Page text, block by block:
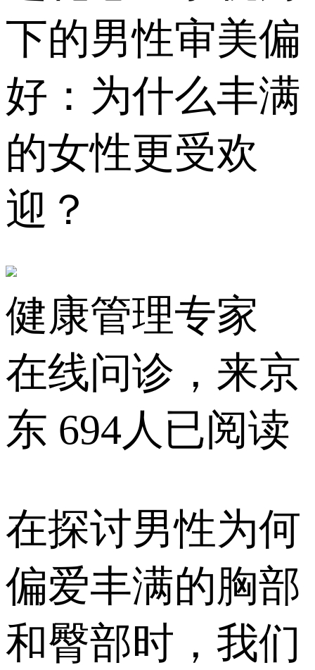
下的男性审美偏
好：为什么丰满
的女性更受欢
迎？
健康管理专家
在线问诊，来京
东 694人已阅读
在探讨男性为何
偏爱丰满的胸部
和臀部时，我们